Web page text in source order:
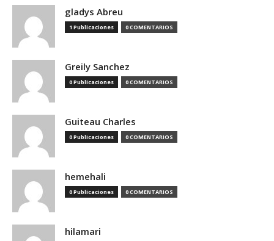
gladys Abreu
1 Publicaciones 0 COMENTARIOS
Greily Sanchez
0 Publicaciones 0 COMENTARIOS
Guiteau Charles
0 Publicaciones 0 COMENTARIOS
hemehali
0 Publicaciones 0 COMENTARIOS
hilamari